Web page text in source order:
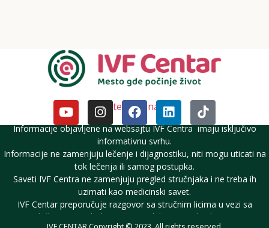
Pratite nas i na DM
Informacije objavljene na websajtu IVF Centra imaju isključivo
informativnu svrhu.
Informacije ne zamenjuju lečenje i dijagnostiku, niti mogu uticati na
tok lečenja ili samog postupka.
Saveti IVF Centra ne zamenjuju pregled stručnjaka i ne treba ih
uzimati kao medicinski savet.
IVF Centar preporučuje razgovor sa stručnim licima u vezi sa
lečenjem neplodnosti i reproduktivnim zdravljem.